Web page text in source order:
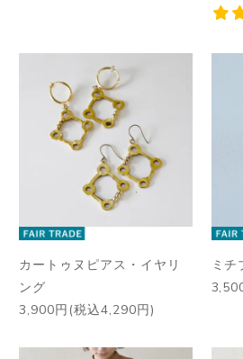
カートゥヌピアス・イヤリ
ング
3,900円(税込4,290円)
ミチ